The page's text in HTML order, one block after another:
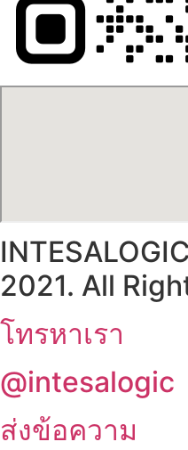
2021. All
โทรหาเรา
@intesalogic
ส่งข้อความ